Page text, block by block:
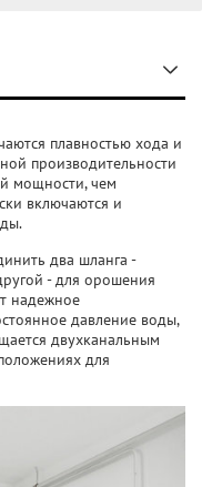
плавностью хода и
производительности
мощности, чем
включаются и
два шланга -
- для орошения
надежное
давление воды,
двухканальным
для